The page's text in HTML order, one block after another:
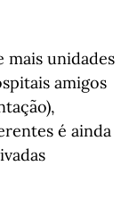
mais unidades
amigos
é ainda